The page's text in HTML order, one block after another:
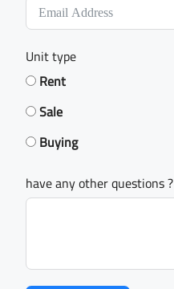
Unit type
Rent
Sale
Buying
have any other questions ?